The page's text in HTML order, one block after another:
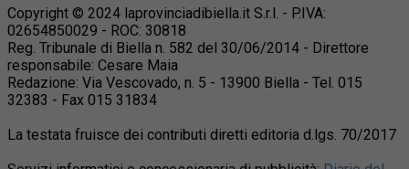
Copyright © 2024 laprovinciadibiella.it S.r.l. - P.IVA:
02654850029 - ROC: 30818
Reg. Tribunale di Biella n. 582 del 30/06/2014 - Direttore
responsabile: Cesare Maia
Redazione: Via Vescovado, n. 5 - 13900 Biella - Tel. 015
32383 - Fax 015 31834
La testata fruisce dei contributi diretti editoria d.lgs. 70/2017